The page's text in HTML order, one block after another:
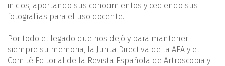
inicios, aportando sus conocimientos y cediendo sus
fotografías para el uso docente.
Por todo el legado que nos dejó y para mantener
siempre su memoria, la Junta Directiva de la AEA y el
Comité Editorial de la Revista Española de Artroscopia y